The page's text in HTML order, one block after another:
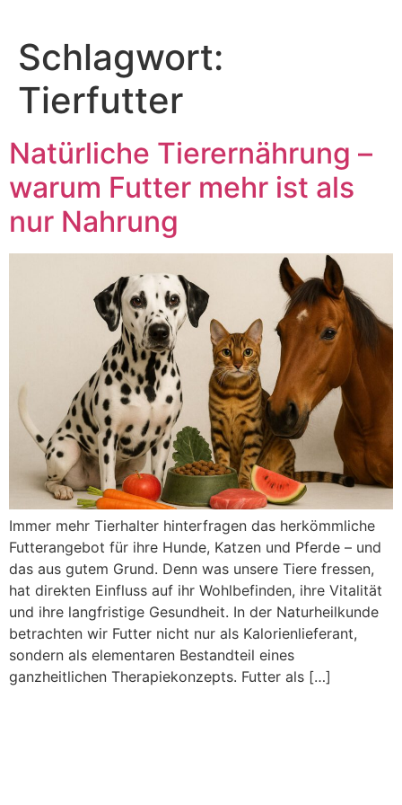
springen
Schlagwort:
Tierfutter
Natürliche Tierernährung –
warum Futter mehr ist als
nur Nahrung
Immer mehr Tierhalter hinterfragen das herkömmliche
Futterangebot für ihre Hunde, Katzen und Pferde – und
das aus gutem Grund. Denn was unsere Tiere fressen,
hat direkten Einfluss auf ihr Wohlbefinden, ihre Vitalität
und ihre langfristige Gesundheit. In der Naturheilkunde
betrachten wir Futter nicht nur als Kalorienlieferant,
sondern als elementaren Bestandteil eines
ganzheitlichen Therapiekonzepts. Futter als […]